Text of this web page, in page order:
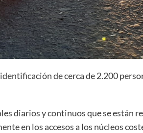
de cerca de 2.200
diarios y continuos que se están
en los accesos a los núcleos